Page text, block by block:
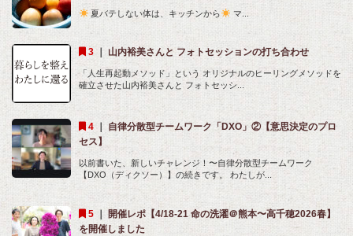
夏バテしない体は、キッチンから マ...
山内裕美さんと フォトセッションの打ち合わせ
「人生再起動メソッド」という オリジナルのヒーリングメソッドを
確立させた山内裕美さんと フォトセッシ...
自律分散型チームワーク「DXO」②【意思決定のプロ
セス】
以前書いた、新しいチャレンジ！〜自律分散型チームワーク
【DXO（ディクソー）】の続きです。 わたしが...
｜
開催レポ【4/18-21 命の洗濯＠熊本〜高千穂2026春】
を開催しました